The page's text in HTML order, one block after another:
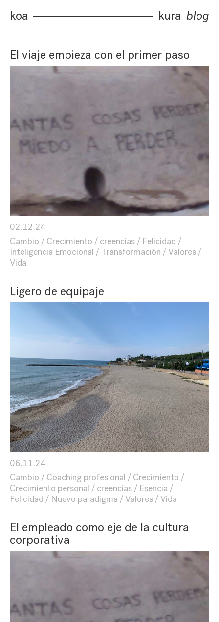
koa kura blog
El viaje empieza con el primer paso
02.12.24
Cambio
Crecimiento creencias
Felicidad
Inteligencia Emocional
Transformación
Valores
Vida
Ligero de equipaje
06.11.24
Cambio
Coaching profesional
Crecimiento
Crecimiento personal
creencias
Esencia
Felicidad
Nuevo paradigma Valores Vida
El empleado como eje de la cultura
corporativa